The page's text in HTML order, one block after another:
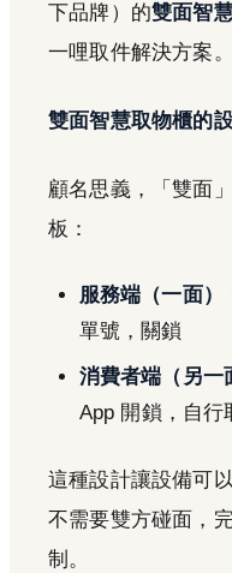
下品牌）的雙面智
一哩取件解決方案。
雙面智慧取物櫃的
顧名思義，「雙面
板：
服務端（一面）
單號，關鎖
消費者端（另一
App 開鎖，自行
這種設計讓設備可
不需要雙方碰面，
制。